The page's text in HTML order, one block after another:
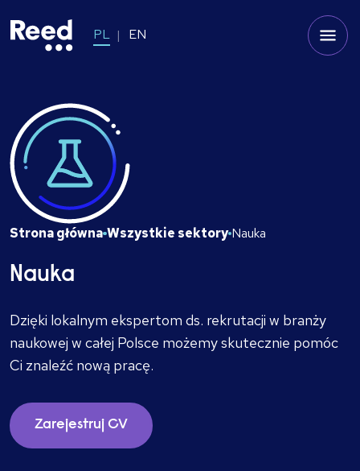
PL EN
Strona główna Wszystkie sektory Nauka
Nauka
Dzięki lokalnym ekspertom ds. rekrutacji w branży
naukowej w całej Polsce możemy skutecznie pomóc
Ci znaleźć nową pracę.
Zarejestruj CV